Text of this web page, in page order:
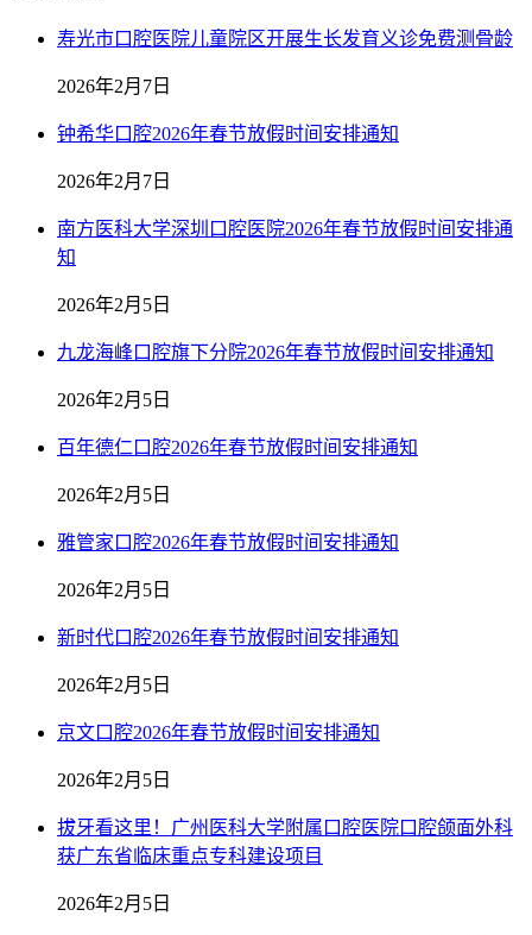
寿光市口腔医院儿童院区开展生长发育义诊免费测骨龄
2026年2月7日
钟希华口腔2026年春节放假时间安排通知
2026年2月7日
南方医科大学深圳口腔医院2026年春节放假时间安排通
知
2026年2月5日
九龙海峰口腔旗下分院2026年春节放假时间安排通知
2026年2月5日
百年德仁口腔2026年春节放假时间安排通知
2026年2月5日
雅管家口腔2026年春节放假时间安排通知
2026年2月5日
新时代口腔2026年春节放假时间安排通知
2026年2月5日
京文口腔2026年春节放假时间安排通知
2026年2月5日
拔牙看这里！广州医科大学附属口腔医院口腔颌面外科
获广东省临床重点专科建设项目
2026年2月5日